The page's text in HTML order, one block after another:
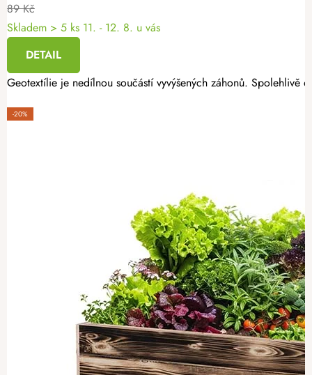
89 Kč
Skladem > 5 ks 11. - 12. 8. u vás
DETAIL
Geotextílie je nedílnou součástí vyvýšených záhonů.
-20%